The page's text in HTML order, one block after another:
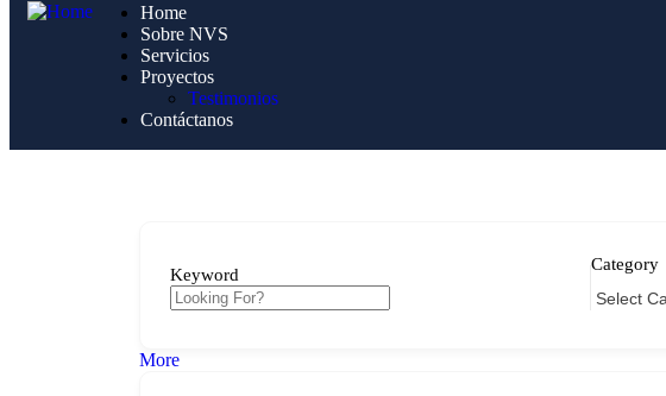
Home
Sobre NVS
Servicios
Proyectos
Testimonios
Contáctanos
Keyword
Category
More